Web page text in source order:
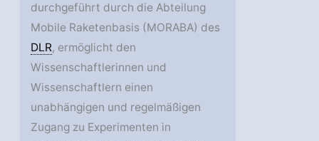
durchgeführt durch die Abteilung
Mobile Raketenbasis (MORABA) des
DLR, ermöglicht den
Wissenschaftlerinnen und
Wissenschaftlern einen
unabhängigen und regelmäßigen
Zugang zu Experimenten in